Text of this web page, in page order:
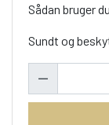
Sådan bruger
Sundt og